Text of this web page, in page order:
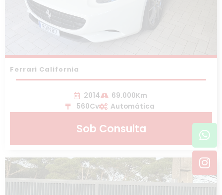
Ferrari California
2014
69.000Km
560Cv
Automática
Sob Consulta